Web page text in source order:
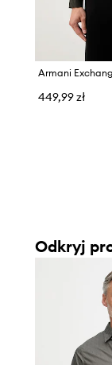
449,99 zł
Odkryj